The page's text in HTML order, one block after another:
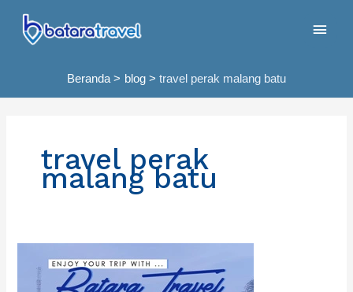
konten
Beranda blog travel perak malang batu
travel perak
malang batu